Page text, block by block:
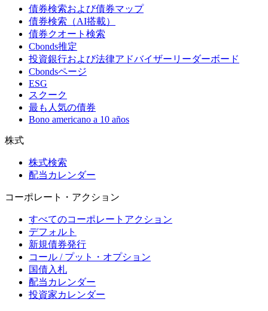
債券検索および債券マップ
債券検索（AI搭載）
債券クオート検索
Cbonds推定
投資銀行および法律アドバイザーリーダーボード
Cbondsページ
ESG
スクーク
最も人気の債券
Bono americano a 10 años
株式
株式検索
配当カレンダー
コーポレート・アクション
すべてのコーポレートアクション
デフォルト
新規債券発行
コール / プット・オプション
国債入札
配当カレンダー
投資家カレンダー